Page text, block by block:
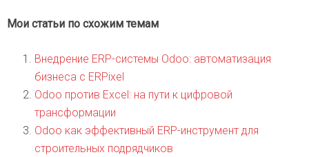
Мои статьи по схожим темам
Внедрение ERP-системы Odoo: автоматизация
бизнеса с ERPixel
Odoo против Excel: на пути к цифровой
трансформации
Odoo как эффективный ERP-инструмент для
строительных подрядчиков